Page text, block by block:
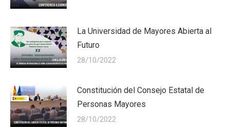
La Universidad de Mayores Abierta al
Futuro
28/10/2022
Constitución del Consejo Estatal de
Personas Mayores
28/10/2022